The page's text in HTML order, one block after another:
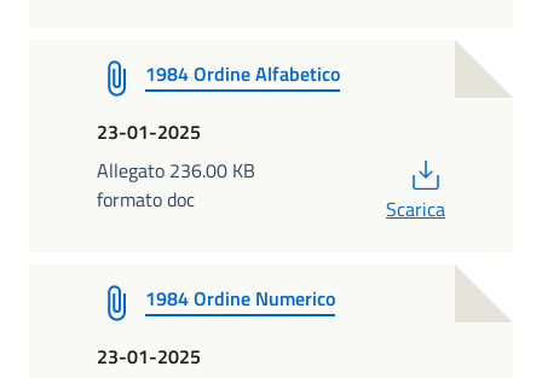
1984 Ordine Alfabetico
23-01-2025
Allegato 236.00 KB
formato doc
Scarica
1984 Ordine Numerico
23-01-2025